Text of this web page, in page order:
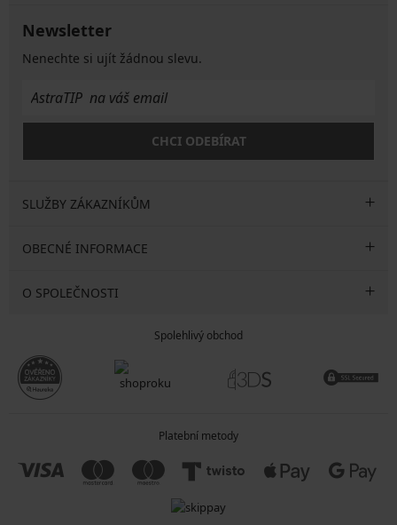
Newsletter
Nenechte si ujít žádnou slevu.
CHCI ODEBÍRAT
SLUŽBY ZÁKAZNÍKŮM
OBECNÉ INFORMACE
O SPOLEČNOSTI
Spolehlivý obchod
Platební metody